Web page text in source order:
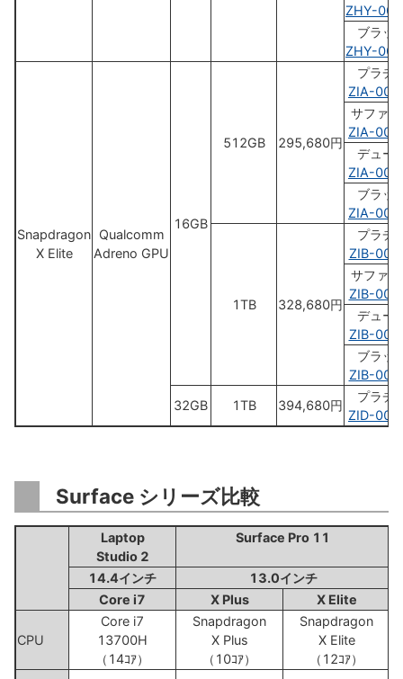
ZHY-
ブラッ
ZHY-
Snapdragon
X Elite
Qualcomm
Adreno GPU
16GB
512GB 295,680円
プラチ
ZIA-
サファ
ZIA-
デュー
ZIA-
ブラッ
ZIA-
1TB 328,680円
プラチ
ZIB-
サファ
ZIB-
デュー
ZIB-
ブラッ
ZIB-
32GB
1TB 394,680円
プラチ
ZID-
Surface シリーズ比較
Laptop
Studio 2
Surface Pro 11
14.4インチ
13.0インチ
Core i7
X Plus X Elite
CPU
Core i7
13700H
（14ｺｱ）
Snapdragon
X Plus
（10ｺｱ）
Snapdragon
X Elite
（12ｺｱ）